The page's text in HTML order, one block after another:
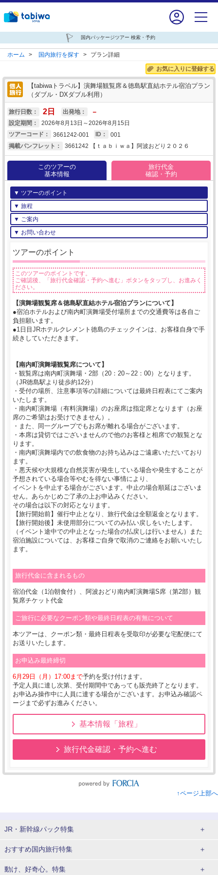
国内パッケージツアー 検索・予約
ホーム > 国内旅行を探す > プラン詳細
お気に入りに登録する
【tabiwaトラベル】演舞場観覧席＆徳島駅直結ホテル宿泊プラン
（ダブル・DXダブル利用）
旅行日数： 2 日 出発地： －
設定期間： 2026年8月13日～2026年8月15日
ツアーコード： 3661242-001 ID： 001
掲載パンフレット： 3661242 【ｔａｂｉｗａ】阿波おどり２０２６
このツアーの
基本情報
旅行代金
確認・予約
▼ ツアーのポイント
▼ 旅程
▼ ご案内
▼ お問い合わせ
ツアーのポイント
このツアーのポイントです。
ご確認後、「旅行代金確認・予約へ進む」ボタンをタップし、お進みく
ださい。
【演舞場観覧席＆徳島駅直結ホテル宿泊プランについて】
●宿泊ホテルおよび南内町演舞場受付場所までの交通費等は各自ご
負担願います。
●1日目JRホテルクレメント徳島のチェックインは、お客様自身で手
続きしていただきます。
【南内町演舞場観覧席について】
・観覧席は南内町演舞場・2部（20：20～22：00）となります。
（JR徳島駅より徒歩約12分）
・受付の場所、注意事項等の詳細については最終日程表にてご案内
いたします。
・南内町演舞場（有料演舞場）のお座席は指定席となります（お座
席のご希望はお受けできません）。
・また、同一グループでもお席が離れる場合がございます。
・本席は貸切ではございませんので他のお客様と相席での観覧とな
ります。
・南内町演舞場内での飲食物のお持ち込みはご遠慮いただいており
ます。
・悪天候や大規模な自然災害が発生している場合や発生することが
予想されている場合等やむを得ない事情により、
イベントを中止する場合がございます。中止の場合順延はございま
せん。あらかじめご了承の上お申込みください。
その場合は以下の対応となります。
【旅行開始前】催行中止となり、旅行代金は全額返金となります。
【旅行開始後】未使用部分についてのみ払い戻しをいたします。
（イベント途中での中止となった場合の払戻しは行いません）また
宿泊施設については、お客様ご自身で取消のご連絡をお願いいたし
ます。
旅行代金に含まれるもの
宿泊代金（1泊朝食付）、阿波おどり南内町演舞場S席（第2部）観
覧席チケット代金
ご旅行に必要なクーポン類や最終日程表の有無について
本ツアーは、クーポン類・最終日程表を受取印が必要な宅配便にて
お送りいたします。
お申込み最終締切
6月29日（月）17:00まで予約を受け付けます。
予定人員に達し次第、受付期間中であっても販売終了となります。
お申込み操作中に人員に達する場合がございます。お申込み確認ペ
ージまで必ずお進みください。
基本情報「旅程」
旅行代金確認・予約へ進む
↑ページ上部へ
JR・新幹線パック特集
tabiwaスペシャル
日帰りTrip
おすすめ国内旅行特集
ユニバーサル・スタジオ・ジャパンへの旅
動け、好奇心。特集